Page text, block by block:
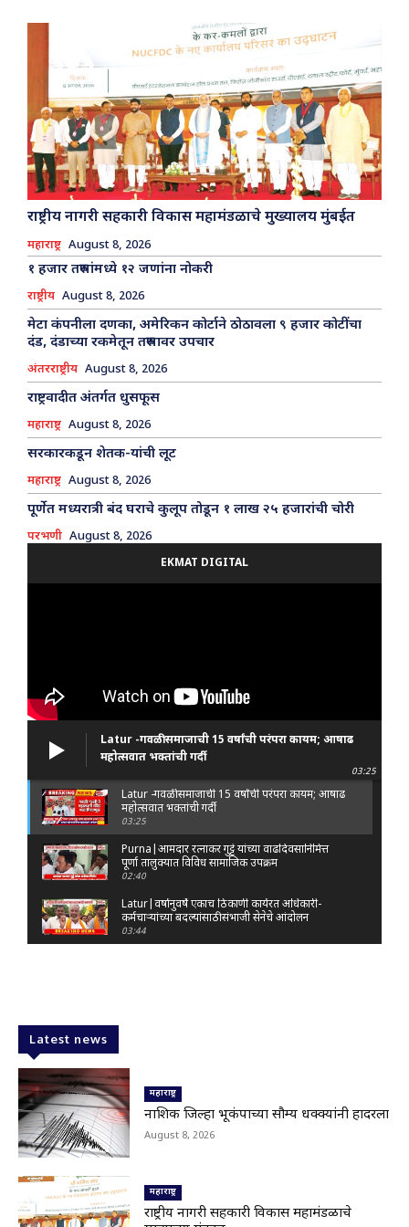
राष्ट्रीय नागरी सहकारी विकास महामंडळाचे मुख्यालय मुंबईत
महाराष्ट्र August 8, 2026
१ हजार तरुणांमध्ये १२ जणांना नोकरी
राष्ट्रीय August 8, 2026
मेटा कंपनीला दणका, अमेरिकन कोर्टाने ठोठावला ९ हजार कोटींचा
दंड, दंडाच्या रकमेतून तरुणावर उपचार
अंतरराष्ट्रीय August 8, 2026
राष्ट्रवादीत अंतर्गत धुसफूस
महाराष्ट्र August 8, 2026
सरकारकडून शेतक-यांची लूट
महाराष्ट्र August 8, 2026
पूर्णेत मध्यरात्री बंद घराचे कुलूप तोडून १ लाख २५ हजारांची चोरी
परभणी August 8, 2026
EKMAT DIGITAL
Latur -गवळी समाजाची 15 वर्षांची परंपरा कायम; आषाढ
महोत्सवात भक्तांची गर्दी
03:25
Latur -गवळी समाजाची 15 वर्षांची परंपरा कायम; आषाढ
महोत्सवात भक्तांची गर्दी
03:25
Purna|आमदार रत्नाकर गुट्टे यांच्या वाढदिवसानिमित्त
पूर्णा तालुक्यात विविध सामाजिक उपक्रम
02:40
Latur|वर्षानुवर्षे एकाच ठिकाणी कार्यरत अधिकारी-
कर्मचाऱ्यांच्या बदल्यांसाठी संभाजी सेनेचे आंदोलन
03:44
Solapur| मोहोळमध्ये संजय राऊत यांच्या प्रतिमेला
दुग्धाभिषेक
01:19
Latur|नांदेड–बिदर महामार्गावरील सिमेंट रस्त्याला मोठ्या
भेगा; अपघाताचा धोका
00:59
Latur|शिवराज पाटील चाकूरकर यांच्या भव्य स्मारकाची
तयारी; चार दिवसांत मोठा निर्णय!
03:22
Latest news
महाराष्ट्र
नाशिक जिल्हा भूकंपाच्या सौम्य धक्क्यांनी हादरला
August 8, 2026
महाराष्ट्र
राष्ट्रीय नागरी सहकारी विकास महामंडळाचे